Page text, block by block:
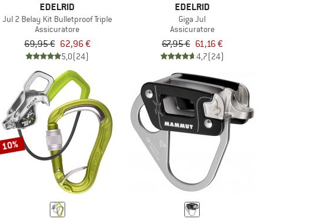
EDELRID
Jul 2 Belay Kit Bulletproof Triple
Assicuratore
69,95 € 62,96 €
5,0(24)
EDELRID
Giga Jul
Assicuratore
67,95 € 61,16 €
4,7(24)
10%